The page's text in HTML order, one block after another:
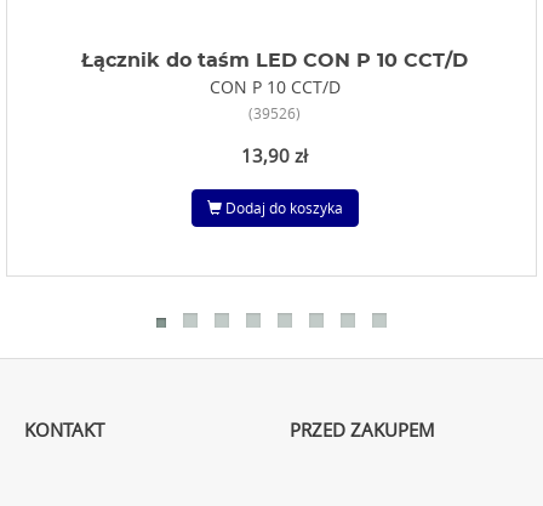
Łącznik do taśm LED CON P 10 CCT/D
CON P 10 CCT/D
(39526)
13,90 zł
Dodaj do koszyka
KONTAKT PRZED ZAKUPEM